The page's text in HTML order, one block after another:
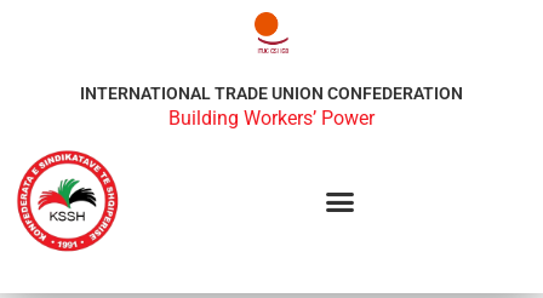
INTERNATIONAL TRADE UNION CONFEDERATION
Building Workers’ Power